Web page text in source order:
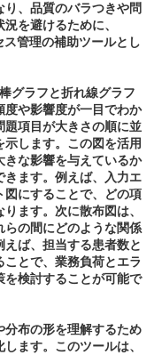
、品質のバラつきや問
を避けるために、
管理の補助ツールとし
グラフと折れ線グラフ
度や影響度が一目でわか
題項目が大きさの順に並
します。この図を活用
な影響を与えているか
きます。例えば、入力エ
図にすることで、どの項
ます。次に散布図は、
の間にどのような関係
ば、担当する患者数と
とで、業務負荷とエラ
を検討することが可能で
分布の形を理解するため
ます。このツールは、